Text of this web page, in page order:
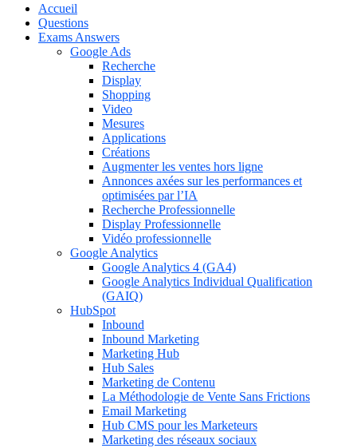
Accueil
Questions
Exams Answers
Google Ads
Recherche
Display
Shopping
Video
Mesures
Applications
Créations
Augmenter les ventes hors ligne
Annonces axées sur les performances et
optimisées par l’IA
Recherche Professionnelle
Display Professionnelle
Vidéo professionnelle
Google Analytics
Google Analytics 4 (GA4)
Google Analytics Individual Qualification
(GAIQ)
HubSpot
Inbound
Inbound Marketing
Marketing Hub
Hub Sales
Marketing de Contenu
La Méthodologie de Vente Sans Frictions
Email Marketing
Hub CMS pour les Marketeurs
Marketing des réseaux sociaux